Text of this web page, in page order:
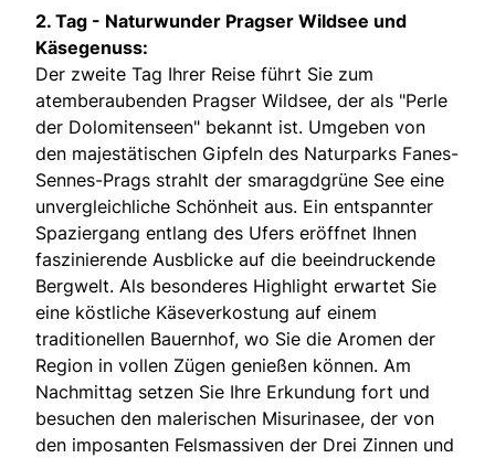
2. Tag - Naturwunder Pragser Wildsee und
Käsegenuss:
Der zweite Tag Ihrer Reise führt Sie zum
atemberaubenden Pragser Wildsee, der als "Perle
der Dolomitenseen" bekannt ist. Umgeben von
den majestätischen Gipfeln des Naturparks Fanes-
Sennes-Prags strahlt der smaragdgrüne See eine
unvergleichliche Schönheit aus. Ein entspannter
Spaziergang entlang des Ufers eröffnet Ihnen
faszinierende Ausblicke auf die beeindruckende
Bergwelt. Als besonderes Highlight erwartet Sie
eine köstliche Käseverkostung auf einem
traditionellen Bauernhof, wo Sie die Aromen der
Region in vollen Zügen genießen können. Am
Nachmittag setzen Sie Ihre Erkundung fort und
besuchen den malerischen Misurinasee, der von
den imposanten Felsmassiven der Drei Zinnen und